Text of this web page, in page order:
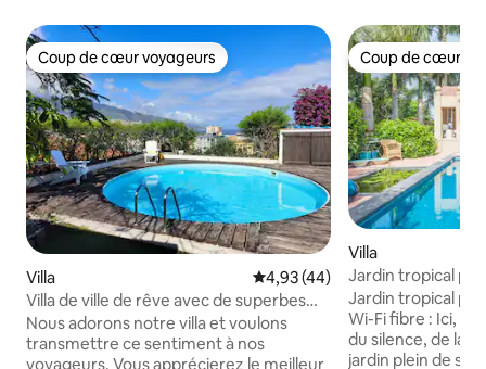
Coup de cœur voyageurs
Coup de cœur voyageurs
Villa Évaluation moyenne sur la
4,93 (44)
Villa de ville de rêve avec de superbes
couchers de soleil sur l'océan
Nous adorons notre villa et voulons
transmettre ce sentiment à nos
voyageurs. Vous apprécierez le meilleur
Coup de cœur
Coup de cœur
Villa
Jardin tropical
de la mer
Jardin tropical
Wi-Fi fibre : Ici, il
du silence, de la
jardin plein de